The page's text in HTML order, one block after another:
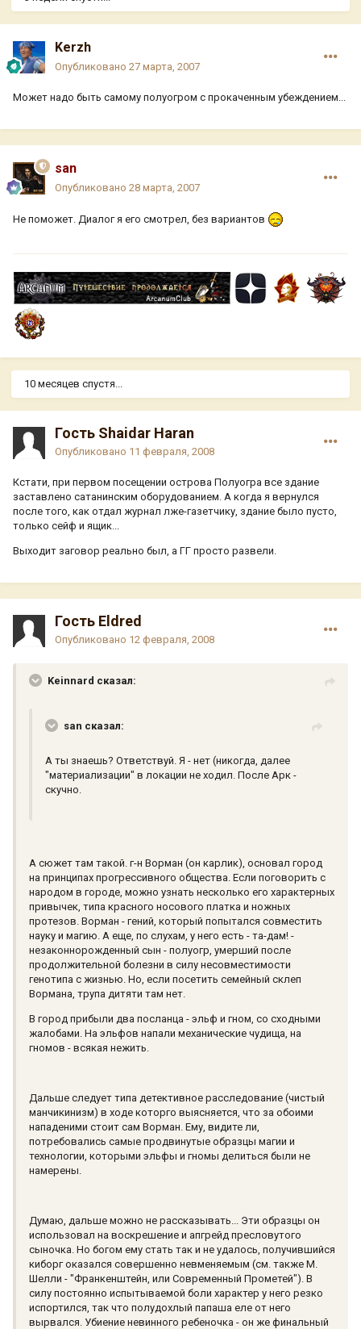
Kerzh
Опубликовано 27 марта, 2007
Может надо быть самому полуогром с прокаченным убеждением...
san
Опубликовано 28 марта, 2007
Не поможет. Диалог я его смотрел, без вариантов
10 месяцев спустя...
Гость Shaidar Haran
Опубликовано 11 февраля, 2008
Кстати, при первом посещении острова Полуогра все здание
заставлено сатанинским оборудованием. А когда я вернулся
после того, как отдал журнал лже-газетчику, здание было пусто,
только сейф и ящик...
Выходит заговор реально был, а ГГ просто развели.
Гость Eldred
Опубликовано 12 февраля, 2008
Keinnard сказал:
san сказал:
А ты знаешь? Ответствуй. Я - нет (никогда, далее
"материализации" в локации не ходил. После Арк -
скучно.
А сюжет там такой. г-н Ворман (он карлик), основал город
на принципах прогрессивного общества. Если поговорить с
народом в городе, можно узнать несколько его характерных
привычек, типа красного носового платка и ножных
протезов. Ворман - гений, который попытался совместить
науку и магию. А еще, по слухам, у него есть - та-дам! -
незаконнорожденный сын - полуогр, умерший после
продолжительной болезни в силу несовместимости
генотипа с жизнью. Но, если посетить семейный склеп
Вормана, трупа дитяти там нет.
В город прибыли два посланца - эльф и гном, со сходными
жалобами. На эльфов напали механические чудища, на
гномов - всякая нежить.
Дальше следует типа детективное расследование (чистый
манчикинизм) в ходе которго выясняется, что за обоими
нападеними стоит сам Ворман. Ему, видите ли,
потребовались самые продвинутые образцы магии и
технологии, которыми эльфы и гномы делиться были не
намерены.
Думаю, дальше можно не рассказывать... Эти образцы он
использовал на воскрешение и апгрейд пресловутого
сыночка. Но богом ему стать так и не удалось, получившийся
киборг оказался совершенно невменяемым (см. также М.
Шелли - "Франкенштейн, или Современный Прометей"). В
силу постоянно испытываемой боли характер у него резко
испортился, так что полудохлый папаша еле от него
вырвался. Убиение невинного ребеночка - он же финальный